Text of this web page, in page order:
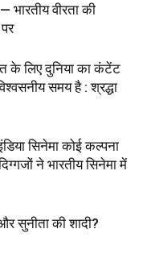
भारतीय वीरता की
के लिए दुनिया का कंटेंट
समय है : श्रद्धा
सिनेमा कोई कल्पना
ने भारतीय सिनेमा में
सुनीता की शादी?